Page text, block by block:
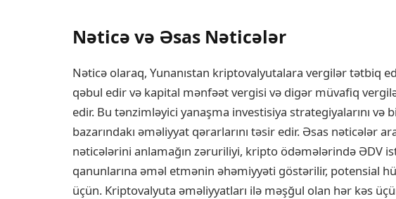
Nəticə və Əsas Nəticələr
Nəticə olaraq, Yunanıstan kriptovalyutalara vergilər tətbiq
qəbul edir və kapital mənfəət vergisi və digər müvafiq
edir. Bu tənzimləyici yanaşma investisiya strategiyalarını
bazarındakı əməliyyat qərarlarını təsir edir. Əsas nəticələr
nəticələrini anlamağın zəruriliyi, kripto ödəmələrində ƏDV
qanunlarına əməl etmənin əhəmiyyəti göstərilir, potensial
üçün. Kriptovalyuta əməliyyatları ilə məşğul olan hər kəs